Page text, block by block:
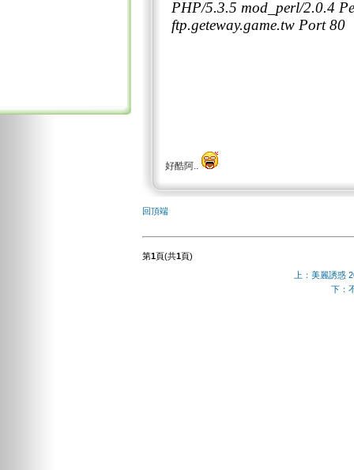
好酷阿..
回頂端
第1頁(共1頁)
上：美麗誘惑
下：